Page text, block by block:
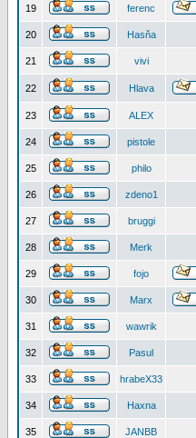
19 ferenc
20 Hasňa
21 vivi
22 Hlava
23 ALEX
24 pistole
25 philo
26 zdeno1
27 bruggi
28 Merk
29 fojo
30 Marx
31 wawrik
32 Pasul
33 hrabeX33
34 Haxna
35 JANBB